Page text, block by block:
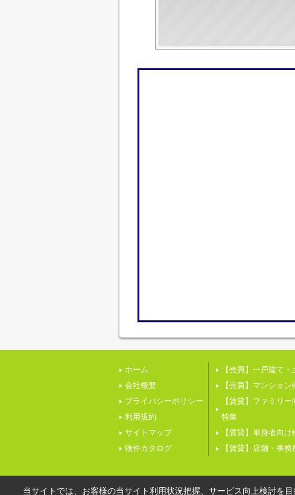
ホーム
会社概要
プライバシーポリシー
利用規約
サイトマップ
物件カタログ
【売買】一戸建て
【売買】マンション
【賃貸】ファミリ
特集
【賃貸】単身者向
【賃貸】店舗・事務
当サイトでは、お客様の当サイト利用状況把握、サービス向上検討を